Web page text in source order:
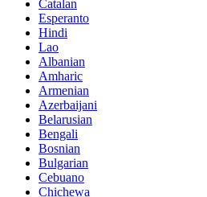
Catalan
Esperanto
Hindi
Lao
Albanian
Amharic
Armenian
Azerbaijani
Belarusian
Bengali
Bosnian
Bulgarian
Cebuano
Chichewa